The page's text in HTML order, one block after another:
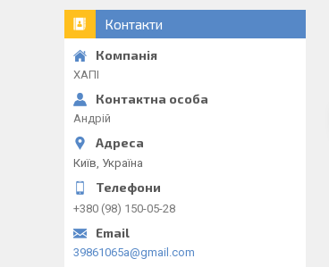
Контакти
ХАПІ
Андрій
Київ, Україна
+380 (98) 150-05-28
39861065a@gmail.com